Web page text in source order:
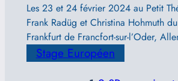
Les 23 et 24 février 2024 au Petit
Frank Radüg et Christina Hohmuth
Frankfurt de Francfort-sur-l’Oder,
Stage Européen